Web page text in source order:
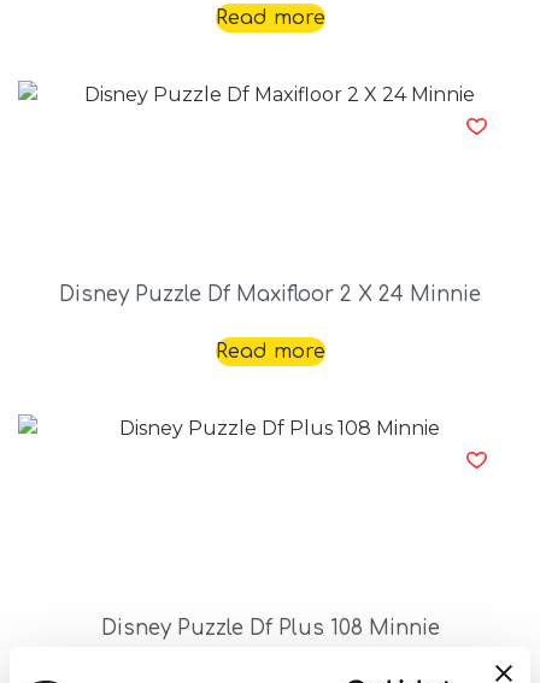
Read more
Disney Puzzle Df Maxifloor 2 X 24 Minnie
Read more
Disney Puzzle Df Plus 108 Minnie